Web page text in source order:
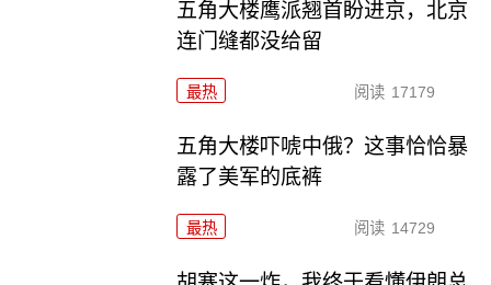
五角大楼鹰派翘首盼进京，北京
连门缝都没给留
最热 阅读 17179
五角大楼吓唬中俄？这事恰恰暴
露了美军的底裤
最热 阅读 14729